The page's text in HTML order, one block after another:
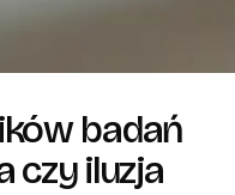
badań
czy iluzja